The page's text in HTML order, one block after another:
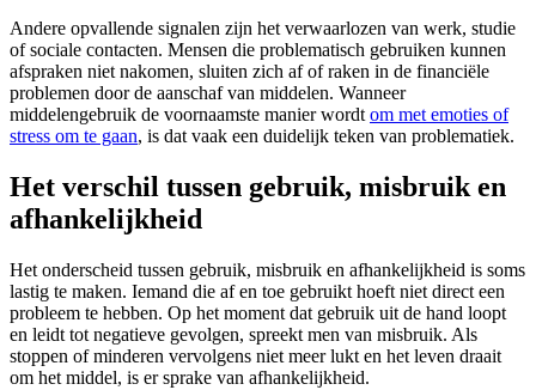
Andere opvallende signalen zijn het verwaarlozen van werk, studie
of sociale contacten. Mensen die problematisch gebruiken kunnen
afspraken niet nakomen, sluiten zich af of raken in de financiële
problemen door de aanschaf van middelen. Wanneer
middelengebruik de voornaamste manier wordt om met emoties of
stress om te gaan, is dat vaak een duidelijk teken van problematiek.
Het verschil tussen gebruik, misbruik en
afhankelijkheid
Het onderscheid tussen gebruik, misbruik en afhankelijkheid is soms
lastig te maken. Iemand die af en toe gebruikt hoeft niet direct een
probleem te hebben. Op het moment dat gebruik uit de hand loopt
en leidt tot negatieve gevolgen, spreekt men van misbruik. Als
stoppen of minderen vervolgens niet meer lukt en het leven draait
om het middel, is er sprake van afhankelijkheid.